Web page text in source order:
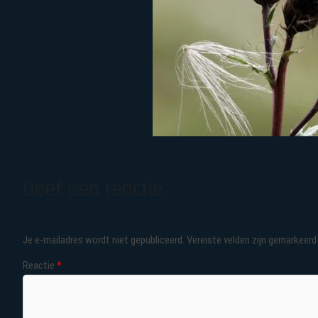
Je e-mailadres wordt niet gepubliceerd. Vereiste velden zijn
Reactie *